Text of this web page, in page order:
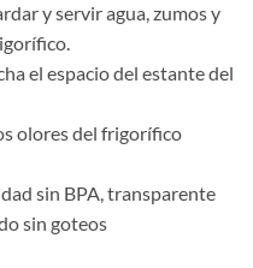
y servir agua, zumos y
el espacio del estante del
olores del frigorífico
sin BPA, transparente
sin goteos